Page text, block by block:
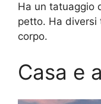
Ha un tatuaggio
petto. Ha diversi
corpo.
Casa e